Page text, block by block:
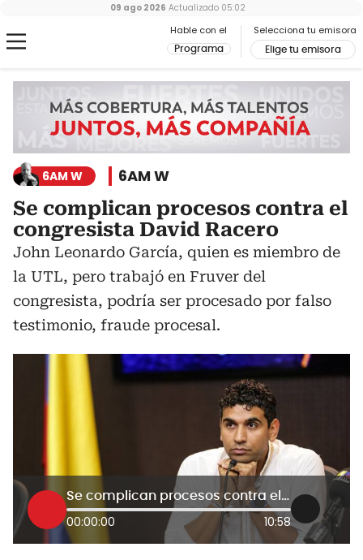
Hable con el
Programa
Selecciona tu emisora
Elige tu emisora
09 ago 2026 Actualizado 05:02
6AM W 6AM W
Se complican procesos contra el
congresista David Racero
John Leonardo García, quien es miembro de
la UTL, pero trabajó en Fruver del
congresista, podría ser procesado por falso
testimonio, fraude procesal.
Se complican procesos contra el congresista David Racero
00:00:00 10:58